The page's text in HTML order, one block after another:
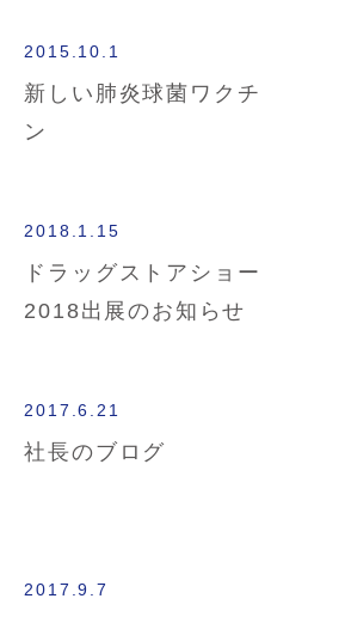
2015.10.1
新しい肺炎球菌ワクチ
ン
2018.1.15
ドラッグストアショー
2018出展のお知らせ
2017.6.21
社長のブログ
2017.9.7